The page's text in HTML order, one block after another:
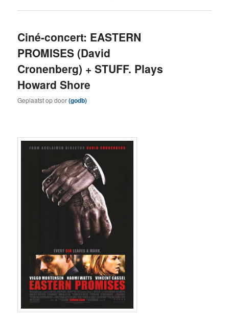
Ciné-concert: EASTERN
PROMISES (David
Cronenberg) + STUFF. Plays
Howard Shore
Geplaatst opdoor(godb)